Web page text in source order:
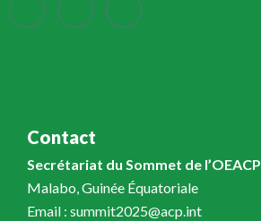
Contact
Secrétariat du Sommet de l’OEACP
Malabo, Guinée Équatoriale
Email : summit2025@acp.int